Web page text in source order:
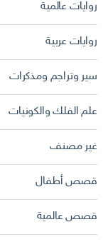
روايات عالمية
روايات عربية
سير وتراجم ومذكرات
علم الفلك والكونيات
غير مصنف
قصص أطفال
قصص عالمية